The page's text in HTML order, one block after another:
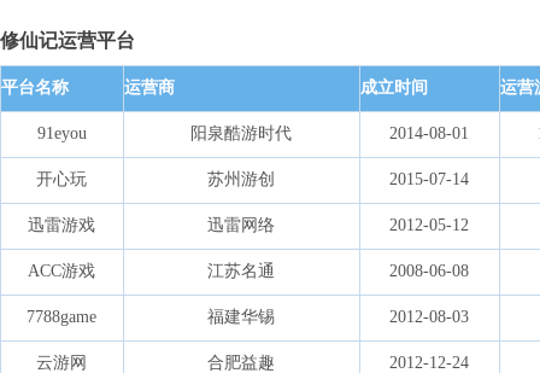
修仙记运营平台
平台名称 运营商 成立时间 运营
91eyou 阳泉酷游时代 2014-08-01
开心玩 苏州游创 2015-07-14
迅雷游戏 迅雷网络 2012-05-12
ACC游戏 江苏名通 2008-06-08
7788game 福建华锡 2012-08-03
云游网 合肥益趣 2012-12-24